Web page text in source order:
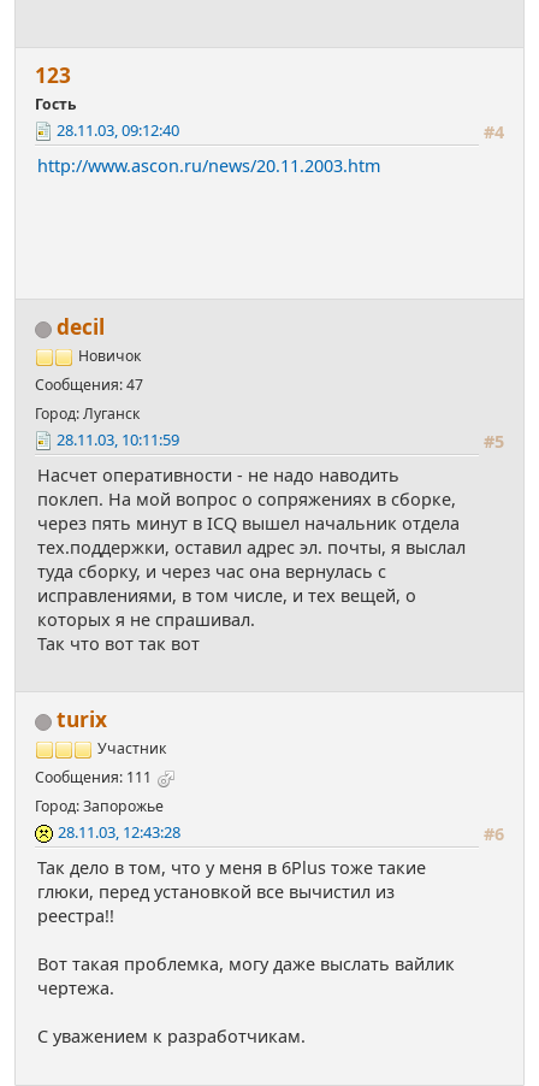
123
Гость
#4
28.11.03, 09:12:40
http://www.ascon.ru/news/20.11.2003.htm
decil
Новичок
Сообщения: 47
Город: Луганск
#5
28.11.03, 10:11:59
Насчет оперативности - не надо наводить
поклеп. На мой вопрос о сопряжениях в сборке,
через пять минут в ICQ вышел начальник отдела
тех.поддержки, оставил адрес эл. почты, я выслал
туда сборку, и через час она вернулась с
исправлениями, в том числе, и тех вещей, о
которых я не спрашивал.
Так что вот так вот
turix
Участник
Сообщения: 111
Город: Запорожье
#6
28.11.03, 12:43:28
Так дело в том, что у меня в 6Plus тоже такие
глюки, перед установкой все вычистил из
реестра!!
Вот такая проблемка, могу даже выслать вайлик
чертежа.
С уважением к разработчикам.